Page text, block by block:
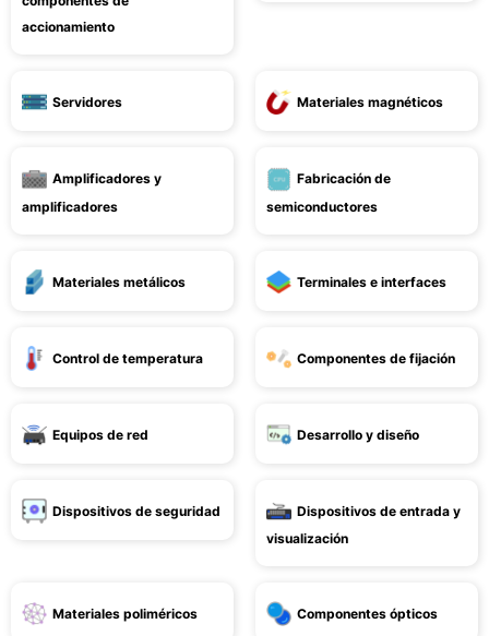
accionamiento
Servidores Materiales magnéticos
Amplificadores y
amplificadores
Fabricación de
semiconductores
Materiales metálicos Terminales e interfaces
Control de temperatura Componentes de fijación
Equipos de red Desarrollo y diseño
Dispositivos de seguridad
Dispositivos de entrada y
visualización
Materiales poliméricos Componentes ópticos